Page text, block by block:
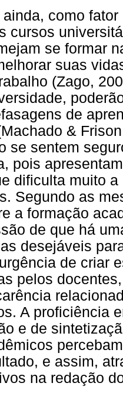
como
cursos
se formar
suas
(Zago,
de
&
se sentem
pois
dificulta muito
Segundo as
a formação
de que há
desejáveis
de criar
pelos
A proficiência
e de
e assim,
na redação